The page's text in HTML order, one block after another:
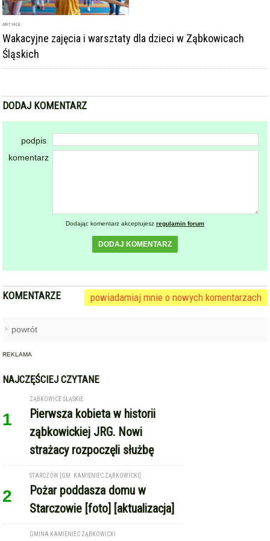
ARTYKUŁ
Wakacyjne zajęcia i warsztaty dla dzieci w Ząbkowicach
Śląskich
DODAJ KOMENTARZ
podpis
komentarz
Dodając komentarz akceptujesz regulamin forum
DODAJ KOMENTARZ
KOMENTARZE powiadamiaj mnie o nowych komentarzach
powrót
REKLAMA
NAJCZĘŚCIEJ CZYTANE
1
ZĄBKOWICE ŚLĄSKIE
Pierwsza kobieta w historii
ząbkowickiej JRG. Nowi
strażacy rozpoczęli służbę
2
STARCZÓW [GM. KAMIENIEC ZĄBKOWICKI]
Pożar poddasza domu w
Starczowie [foto] [aktualizacja]
GMINA KAMIENIEC ZĄBKOWICKI